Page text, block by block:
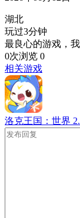
湖北
玩过3分钟
最良心的游戏，
0次浏览 0
相关游戏
洛克王国：世界